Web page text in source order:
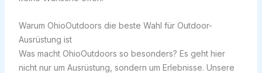
Warum OhioOutdoors die beste Wahl für Outdoor-
Ausrüstung ist
Was macht OhioOutdoors so besonders? Es geht hier
nicht nur um Ausrüstung, sondern um Erlebnisse. Unsere